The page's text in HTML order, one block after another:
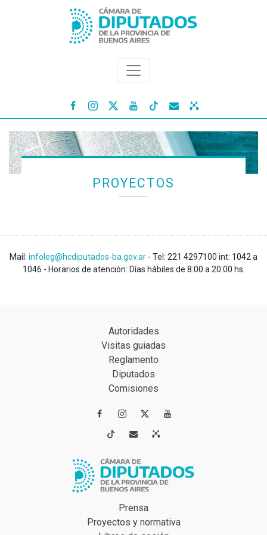
   
PROYECTOS
Mail: infoleg@hcdiputados-ba.gov.ar - Tel: 221 4297100 int: 1042 a
1046 - Horarios de atención: Días hábiles de 8:00 a 20:00 hs.
Autoridades
Visitas guiadas
Reglamento
Diputados
Comisiones
 
 
Prensa
Proyectos y normativa